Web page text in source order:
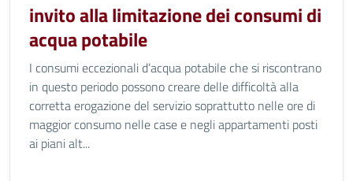
invito alla limitazione dei consumi di
acqua potabile
I consumi eccezionali d’acqua potabile che si riscontrano
in questo periodo possono creare delle difficoltà alla
corretta erogazione del servizio soprattutto nelle ore di
maggior consumo nelle case e negli appartamenti posti
ai piani alt...